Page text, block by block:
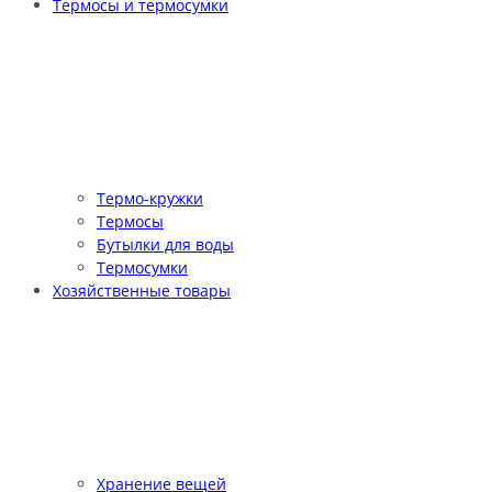
Термосы и термосумки
Термо-кружки
Термосы
Бутылки для воды
Термосумки
Хозяйственные товары
Хранение вещей